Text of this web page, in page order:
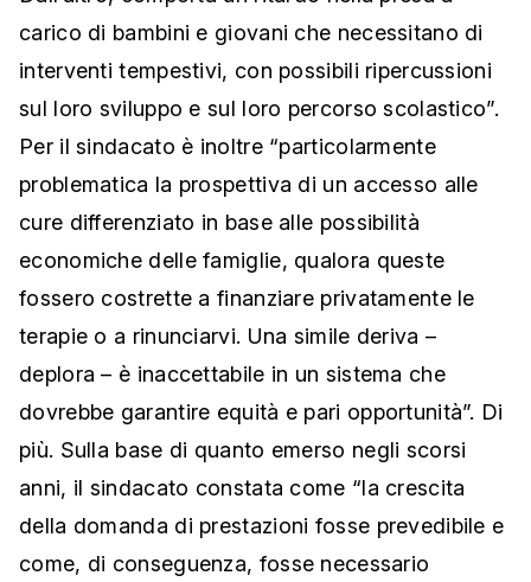
carico di bambini e giovani che necessitano di
interventi tempestivi, con possibili ripercussioni
sul loro sviluppo e sul loro percorso scolastico”.
Per il sindacato è inoltre “particolarmente
problematica la prospettiva di un accesso alle
cure differenziato in base alle possibilità
economiche delle famiglie, qualora queste
fossero costrette a finanziare privatamente le
terapie o a rinunciarvi. Una simile deriva –
deplora – è inaccettabile in un sistema che
dovrebbe garantire equità e pari opportunità”. Di
più. Sulla base di quanto emerso negli scorsi
anni, il sindacato constata come “la crescita
della domanda di prestazioni fosse prevedibile e
come, di conseguenza, fosse necessario